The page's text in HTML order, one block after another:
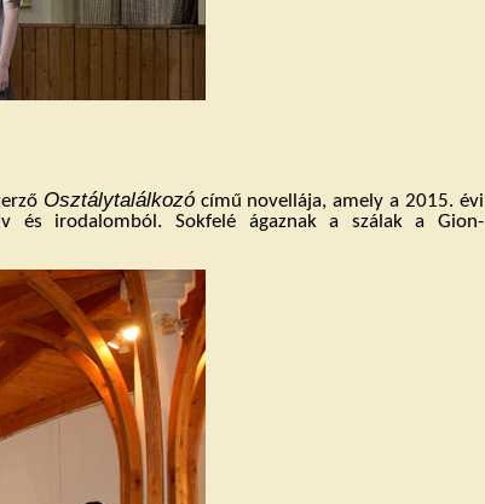
Osztálytalálkozócímű novellája, amely a 2015. évi
és irodalomból. Sokfelé ágaznak a szálak a Gion-